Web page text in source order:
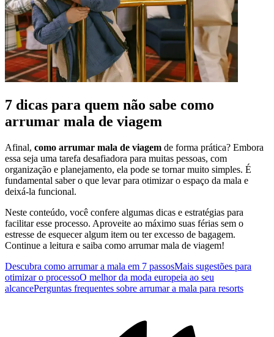
7 dicas para quem não sabe como
arrumar mala de viagem
Afinal, como arrumar mala de viagem de forma prática? Embora
essa seja uma tarefa desafiadora para muitas pessoas, com
organização e planejamento, ela pode se tornar muito simples. É
fundamental saber o que levar para otimizar o espaço da mala e
deixá-la funcional.
Neste conteúdo, você confere algumas dicas e estratégias para
facilitar esse processo. Aproveite ao máximo suas férias sem o
estresse de esquecer algum item ou ter excesso de bagagem.
Continue a leitura e saiba como arrumar mala de viagem!
Descubra como arrumar a mala em 7 passosMais sugestões para
otimizar o processoO melhor da moda europeia ao seu
alcancePerguntas frequentes sobre arrumar a mala para resorts